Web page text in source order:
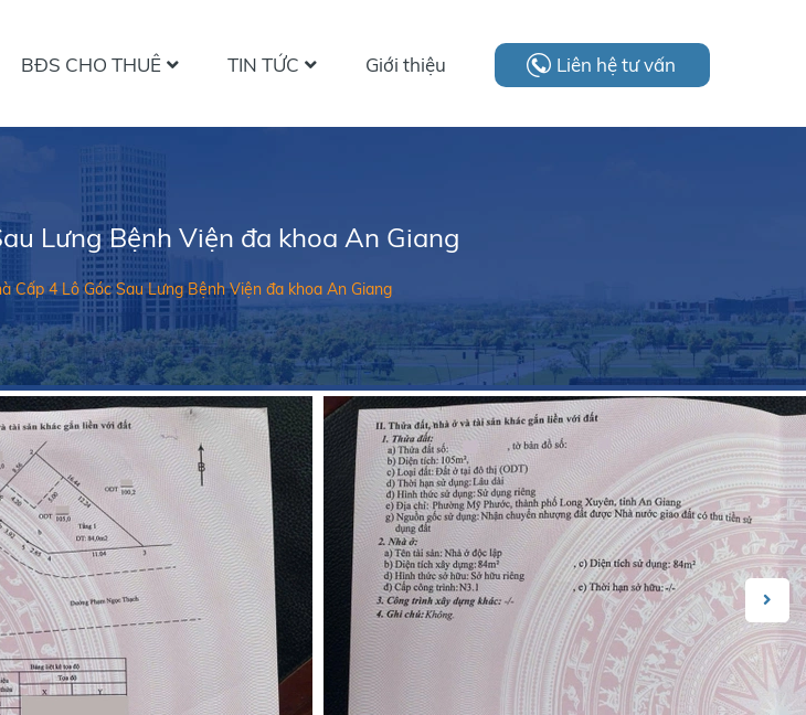
BĐS CHO THUÊ TIN TỨC Giới thiệu Liên hệ tư vấn
Lưng Bệnh Viện đa khoa An Giang
Cấp 4 Lô Góc Sau Lưng Bệnh Viện đa khoa An Giang